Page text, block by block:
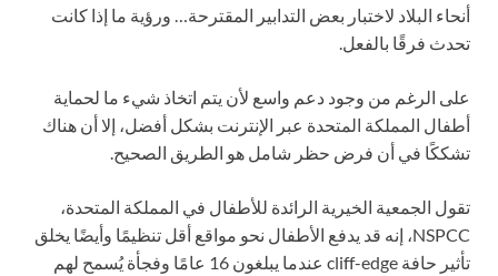
أنحاء البلاد لاختبار بعض التدابير المقترحة… ورؤية ما إذا كانت
تحدث فرقًا بالفعل.
على الرغم من وجود دعم واسع لأن يتم اتخاذ شيء ما لحماية
أطفال المملكة المتحدة عبر الإنترنت بشكل أفضل، إلا أن هناك
تشككًا في أن فرض حظر شامل هو الطريق الصحيح.
تقول الجمعية الخيرية الرائدة للأطفال في المملكة المتحدة،
NSPCC، إنه قد يدفع الأطفال نحو مواقع أقل تنظيمًا وأيضًا يخلق
تأثير حافة cliff-edge عندما يبلغون 16 عامًا وفجأة يُسمح لهم